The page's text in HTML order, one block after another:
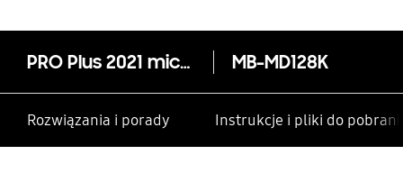
PRO Plus 2021 microSD karta pamięci 128GB MB-MD128K
Rozwiązania i porady Instrukcje i pliki do